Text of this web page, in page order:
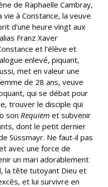
de Raphaëlle Cambray,
à Constance, la veuve
d’une heure vingt aux
Franz Xaver
et l’élève et
enlevé, piquant,
met en valeur une
de 28 ans, veuve
qui se débat pour
trouver le disciple qui
son Requiem et subvenir
dont le petit dernier
Süssmayr. Ne faut-il pas
avec une force de
un mari adorablement
la tête tutoyant Dieu et
et lui survivre en